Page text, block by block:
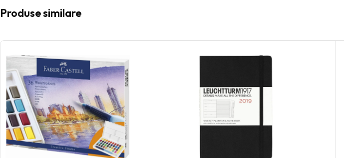
Produse similare